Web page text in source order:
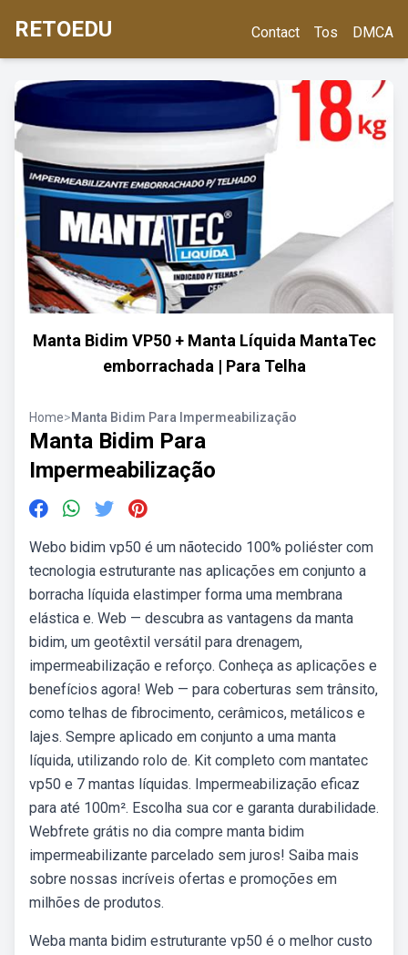
RETOEDU Contact Tos DMCA
Manta Bidim VP50 + Manta Líquida MantaTec
emborrachada | Para Telha
Home>Manta Bidim Para Impermeabilização
Manta Bidim Para
Impermeabilização
Webo bidim vp50 é um nãotecido 100% poliéster com
tecnologia estruturante nas aplicações em conjunto a
borracha líquida elastimper forma uma membrana
elástica e. Web — descubra as vantagens da manta
bidim, um geotêxtil versátil para drenagem,
impermeabilização e reforço. Conheça as aplicações e
benefícios agora! Web — para coberturas sem trânsito,
como telhas de fibrocimento, cerâmicos, metálicos e
lajes. Sempre aplicado em conjunto a uma manta
líquida, utilizando rolo de. Kit completo com mantatec
vp50 e 7 mantas líquidas. Impermeabilização eficaz
para até 100m². Escolha sua cor e garanta durabilidade.
Webfrete grátis no dia compre manta bidim
impermeabilizante parcelado sem juros! Saiba mais
sobre nossas incríveis ofertas e promoções em
milhões de produtos.
Weba manta bidim estruturante vp50 é o melhor custo